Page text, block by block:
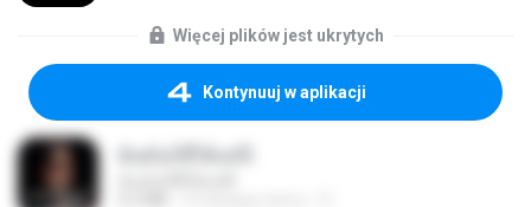
Więcej plików jest ukrytych
Kontynuuj w aplikacji